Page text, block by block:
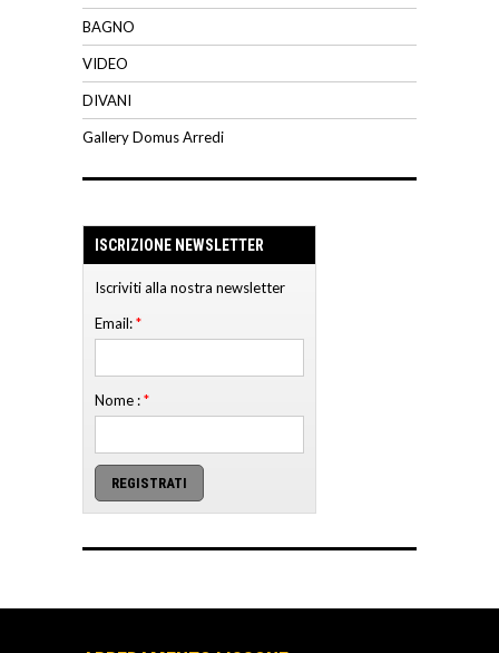
BAGNO
VIDEO
DIVANI
Gallery Domus Arredi
ISCRIZIONE NEWSLETTER
Iscriviti alla nostra newsletter
Email:*
Nome :*